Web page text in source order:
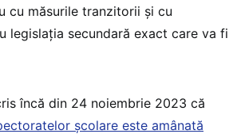
cu măsurile tranzitorii și cu
legislația secundară exact care va fi
încă din 24 noiembrie 2023 că
școlare este amânată